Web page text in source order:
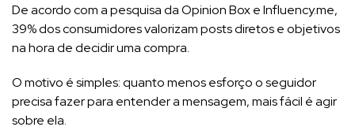
De acordo com a pesquisa da Opinion Box e Influency.me,
39% dos consumidores valorizam posts diretos e objetivos
na hora de decidir uma compra.
O motivo é simples: quanto menos esforço o seguidor
precisa fazer para entender a mensagem, mais fácil é agir
sobre ela.